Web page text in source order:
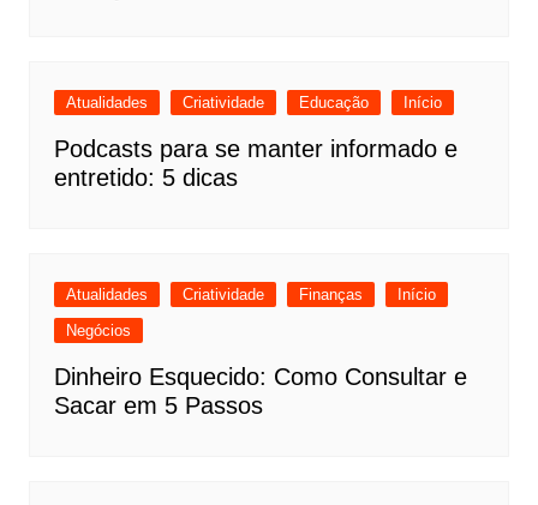
Atualidades Criatividade Educação Início
Podcasts para se manter informado e
entretido: 5 dicas
Atualidades Criatividade Finanças
Início
Negócios
Dinheiro Esquecido: Como Consultar e
Sacar em 5 Passos